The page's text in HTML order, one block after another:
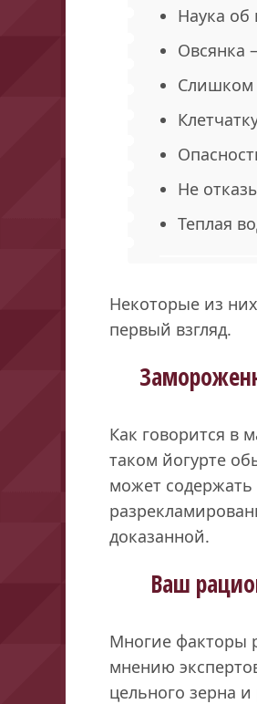
Наука об
Овсянка
Слишком
Не
Теплая
Некоторые из
первый взгляд.
Как говорится в
таком йогурте
может
доказанной.
Ваш
Многие факторы
мнению
цельного зерна